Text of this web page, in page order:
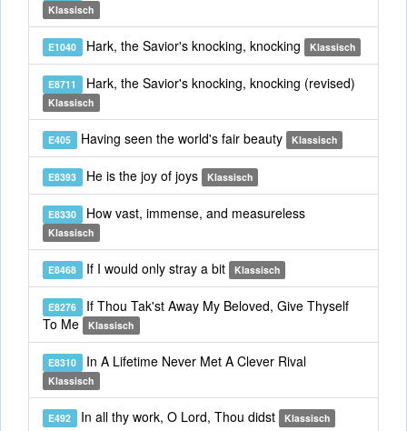
Klassisch
E1040 Hark, the Savior's knocking, knocking Klassisch
E8711 Hark, the Savior's knocking, knocking (revised)
Klassisch
E405 Having seen the world's fair beauty Klassisch
E8393 He is the joy of joys Klassisch
E8330 How vast, immense, and measureless
Klassisch
E8468 If I would only stray a bit Klassisch
E8276 If Thou Tak'st Away My Beloved, Give Thyself
To Me
Klassisch
E8310 In A Lifetime Never Met A Clever Rival
Klassisch
E492 In all thy work, O Lord, Thou didst Klassisch